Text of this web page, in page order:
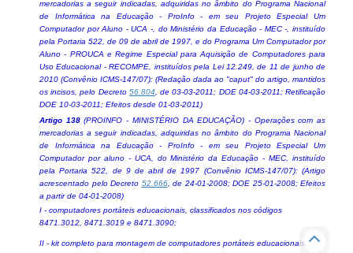
mercadorias a seguir indicadas, adquiridas no âmbito do Programa Nacional
de Informática na Educação - ProInfo - em seu Projeto Especial Um
Computador por Aluno - UCA -, do Ministério da Educação - MEC -, instituído
pela Portaria 522, de 09 de abril de 1997, e do Programa Um Computador por
Aluno - PROUCA e Regime Especial para Aquisição de Computadores para
Uso Educacional - RECOMPE, instituídos pela Lei 12.249, de 11 de junho de
2010 (Convênio ICMS-147/07): (Redação dada ao "caput" do artigo, mantidos
os incisos, pelo Decreto 56.804 , de 03-03-2011; DOE 04-03-2011; Retificação
DOE 10-03-2011; Efeitos desde 01-03-2011)
Artigo 138(PROINFO - MINISTÉRIO DA EDUCAÇÃO) - Operações com as
mercadorias a seguir indicadas, adquiridas no âmbito do Programa Nacional
de Informática na Educação - ProInfo - em seu Projeto Especial Um
Computador por aluno - UCA, do Ministério da Educação - MEC, instituído
pela Portaria 522, de 9 de abril de 1997 (Convênio ICMS-147/07): (Artigo
acrescentado pelo Decreto 52.666, de 24-01-2008; DOE 25-01-2008; Efeitos
a partir de 04-01-2008)
I - computadores portáteis educacionais, classificados nos códigos
8471.3012, 8471.3019 e 8471.3090;
II - kit completo para montagem de computadores portáteis educacionais.